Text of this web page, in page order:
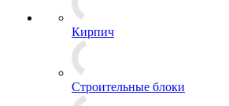
Кирпич
Строительные блоки